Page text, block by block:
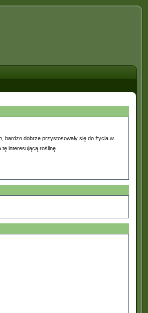
bardzo dobrze przystosowały się do życia w
interesującą roślinę.